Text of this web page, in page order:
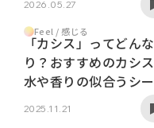
2026.05.27
Feel / 感じる
「カシス」ってどん
り？おすすめのカシ
水や香りの似合うシ
など魅力を徹底解説！
2025.11.21